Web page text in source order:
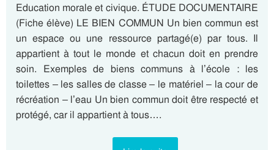
Education morale et civique. ÉTUDE DOCUMENTAIRE
(Fiche élève) LE BIEN COMMUN Un bien commun est
un espace ou une ressource partagé(e) par tous. Il
appartient à tout le monde et chacun doit en prendre
soin. Exemples de biens communs à l’école : les
toilettes – les salles de classe – le matériel – la cour de
récréation – l’eau Un bien commun doit être respecté et
protégé, car il appartient à tous….